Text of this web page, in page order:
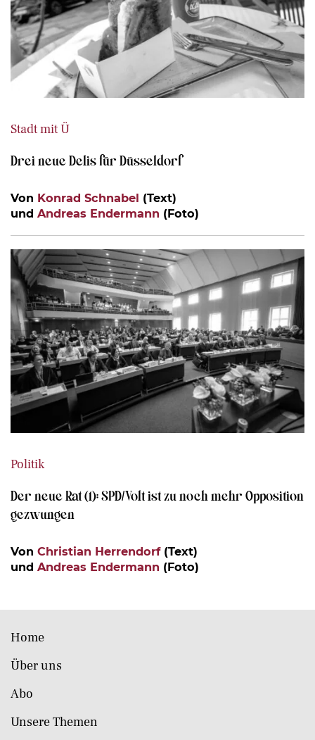
Stadt mit Ü
Drei neue Delis für Düsseldorf
Von Konrad Schnabel (Text)
und Andreas Endermann (Foto)
Politik
Der neue Rat (1): SPD/Volt ist zu noch mehr Opposition
gezwungen
Von Christian Herrendorf(Text)
und Andreas Endermann (Foto)
Home
Über uns
Abo
Unsere Themen